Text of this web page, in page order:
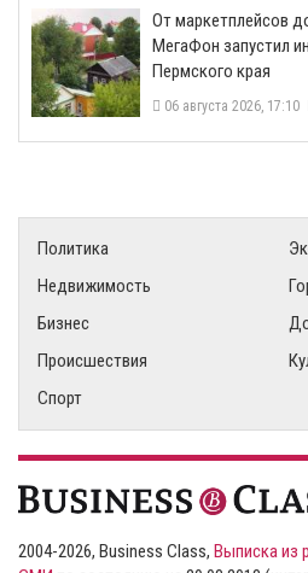
От маркетплейсов
МегаФон запустил
Пермского края
06 августа 2026, 17:10
Политика
Недвижимость
Бизнес
Происшествия
Спорт
2004-2026, Business Class, Выписка из